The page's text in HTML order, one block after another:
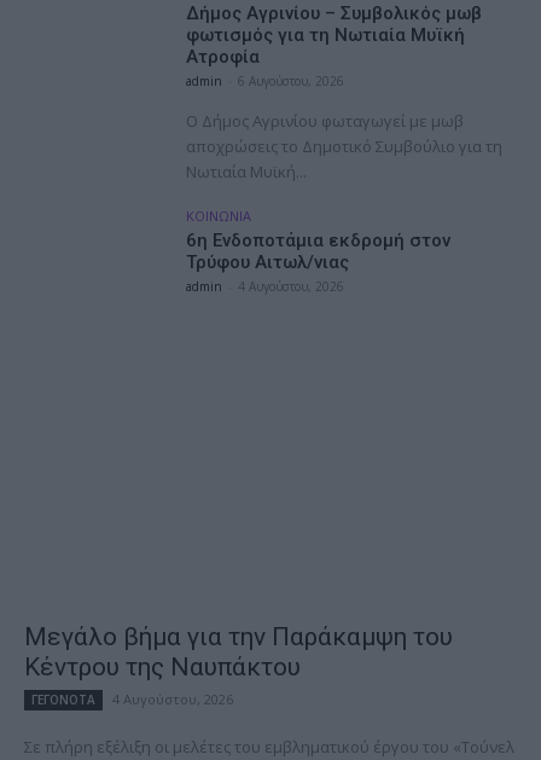
Δήμος Αγρινίου – Συμβολικός μωβ
φωτισμός για τη Νωτιαία Μυϊκή
Ατροφία
admin 6 Αυγούστου, 2026
Ο Δήμος Αγρινίου φωταγωγεί με μωβ
αποχρώσεις το Δημοτικό Συμβούλιο για τη
Νωτιαία Μυϊκή...
ΚΟΙΝΩΝΙΑ
6η Ενδοποτάμια εκδρομή στον
Τρύφου Αιτωλ/νιας
admin 4 Αυγούστου, 2026
Μεγάλο βήμα για την Παράκαμψη του
Κέντρου της Ναυπάκτου
ΓΕΓΟΝΟΤΑ 4 Αυγούστου, 2026
Σε πλήρη εξέλιξη οι μελέτες του εμβληματικού έργου του «Τούνελ